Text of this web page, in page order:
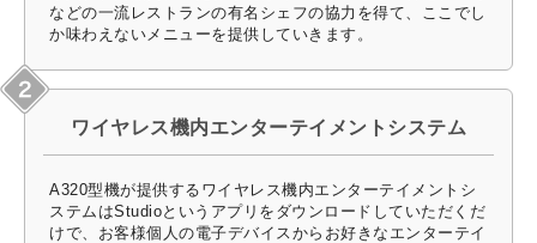
などの一流レストランの有名シェフの協力を得て、ここでし
か味わえないメニューを提供していきます。
ワイヤレス機内エンターテイメントシステム
A320型機が提供するワイヤレス機内エンターテイメントシ
ステムはStudioというアプリをダウンロードしていただくだ
けで、お客様個人の電子デバイスからお好きなエンターテイ